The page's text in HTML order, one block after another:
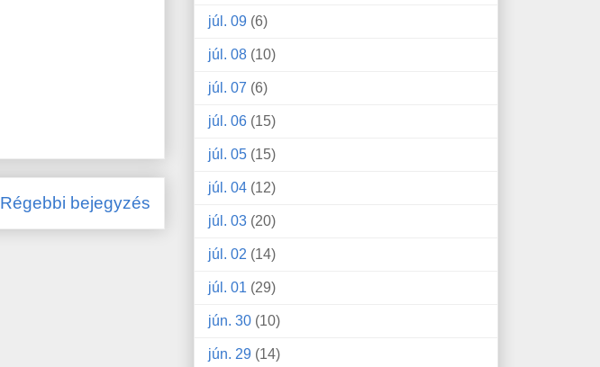
Régebbi bejegyzés
júl. 09 (6)
júl. 08 (10)
júl. 07 (6)
júl. 06 (15)
júl. 05 (15)
júl. 04 (12)
júl. 03 (20)
júl. 02 (14)
júl. 01 (29)
jún. 30 (10)
jún. 29 (14)